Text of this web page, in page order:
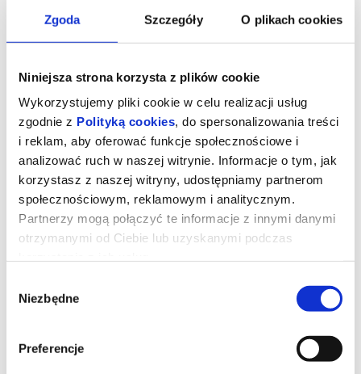
Zgoda Szczegóły O plikach cookies
Niniejsza strona korzysta z plików cookie
Wykorzystujemy pliki cookie w celu realizacji usług
zgodnie z Polityką cookies, do spersonalizowania treści
i reklam, aby oferować funkcje społecznościowe i
analizować ruch w naszej witrynie. Informacje o tym, jak
korzystasz z naszej witryny, udostępniamy partnerom
społecznościowym, reklamowym i analitycznym.
Partnerzy mogą połączyć te informacje z innymi danymi
otrzymanymi od Ciebie lub uzyskanymi podczas
zgody
Niezbędne
Preferencje
Dzień Objawienia